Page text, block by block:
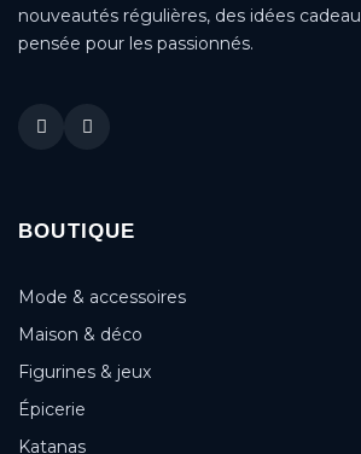
nouveautés régulières, des idées
pensée pour les passionnés.
BOUTIQUE
Mode & accessoires
Maison & déco
Figurines & jeux
Épicerie
Katanas